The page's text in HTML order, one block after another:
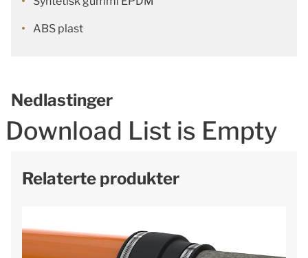
ABS plast
Nedlastinger
Download List is Empty
Relaterte produkter